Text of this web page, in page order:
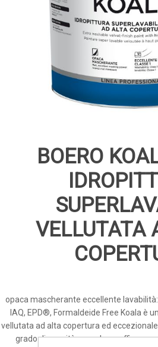
BOERO
VELLUTATA
opaca mascherante eccellente
IAQ, EPD®, Formaldeide Free Koala è
vellutata ad alta copertura ed
grado di opacità, maschera